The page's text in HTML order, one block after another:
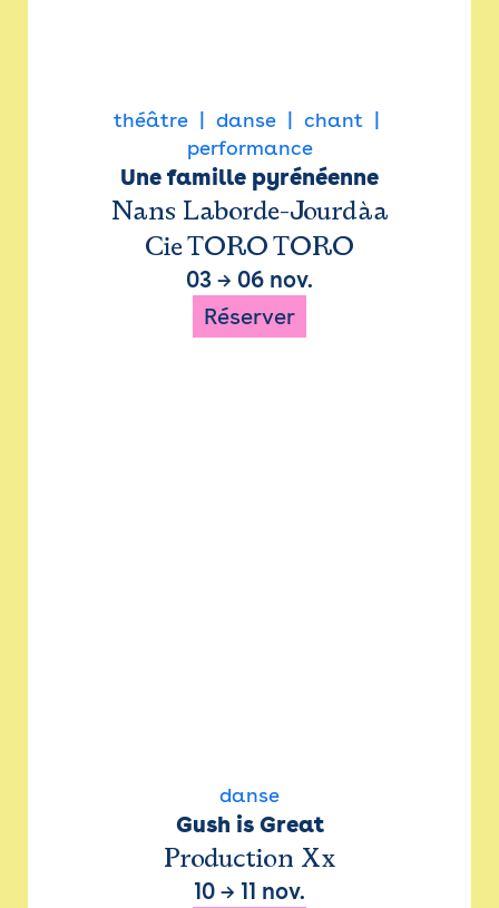
théâtre danse
chant
performance
Une famille pyrénéenne
Nans Laborde-Jourdàa
Cie TORO TORO
03 → 06 nov.
Réserver
danse
Gush is Great
Production Xx
10 → 11 nov.